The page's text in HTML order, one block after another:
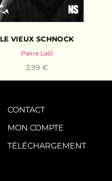
LE VIEUX SCHNOCK
Pierre Latil
3,99 €
CONTACT
MON COMPTE
TÉLÉCHARGEMENT